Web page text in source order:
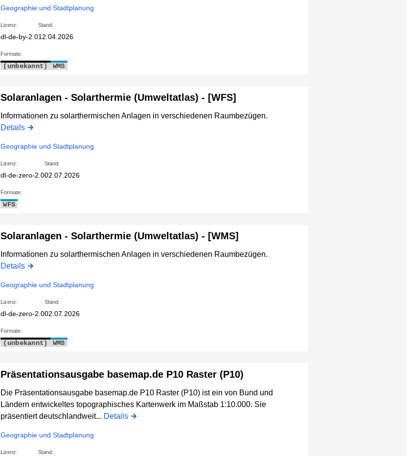
Geographie und Stadtplanung
Lizenz:
dl-de-by-2.0
Stand:
12.04.2026
Formate:
(unbekannt) WMS
Solaranlagen - Solarthermie (Umweltatlas) - [WFS]
Informationen zu solarthermischen Anlagen in verschiedenen Raumbezügen.
Details
Geographie und Stadtplanung
Lizenz:
dl-de-zero-2.0
Stand:
02.07.2026
Formate:
WFS
Solaranlagen - Solarthermie (Umweltatlas) - [WMS]
Informationen zu solarthermischen Anlagen in verschiedenen Raumbezügen.
Details
Geographie und Stadtplanung
Lizenz:
dl-de-zero-2.0
Stand:
02.07.2026
Formate:
(unbekannt) WMS
Präsentationsausgabe basemap.de P10 Raster (P10)
Die Präsentationsausgabe basemap.de P10 Raster (P10) ist ein von Bund und
Ländern entwickeltes topographisches Kartenwerk im Maßstab 1:10.000. Sie
präsentiert deutschlandweit... Details
Geographie und Stadtplanung
Lizenz: Stand: